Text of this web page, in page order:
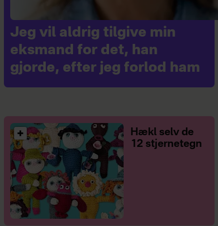
Jeg vil aldrig tilgive min
eksmand for det, han
gjorde, efter jeg forlod ham
Hækl selv de
12 stjernetegn